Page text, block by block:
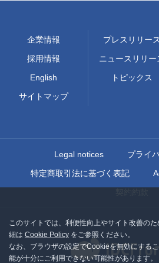
このサイトでは、利便性向上やサイト改善の
細は Cookie Policy をご参照ください。
なお、ブラウザの設定でCookieを無効にする
能が十分にご利用できない可能性があります。
企業情報
採用情報
English
サイトマップ
プレスリリース
ニュースリリー
トピックス
Legal notices
プライ
特定商取引法に基づく表記